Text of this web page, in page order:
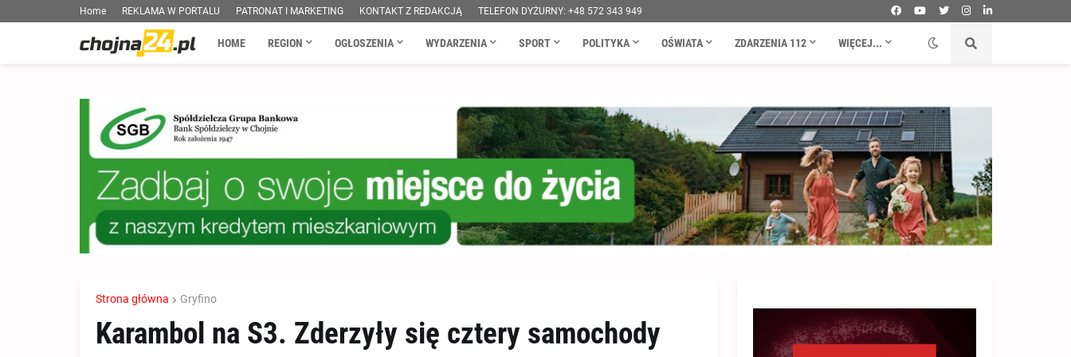
Home REKLAMA W PORTALU PATRONAT I MARKETING KONTAKT Z REDAKCJĄ TELEFON DYŻURNY: +48 572 343 949
HOME REGION OGŁOSZENIA WYDARZENIA SPORT POLITYKA OŚWIATA ZDARZENIA 112 WIĘCEJ...
Strona główna Gryfino
Karambol na S3. Zderzyły się cztery samochody